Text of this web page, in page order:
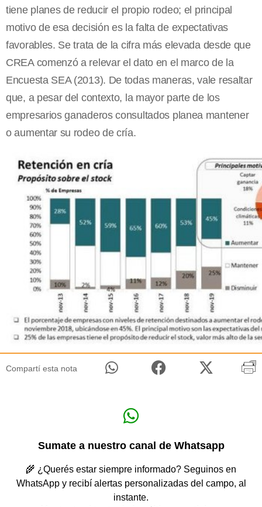
tiene planes de reducir el propio rodeo; el principal
motivo de esa decisión es la falta de expectativas
favorables. Se trata de la cifra más elevada desde que
CREA comenzó a relevar el dato en el marco de la
Encuesta SEA (2013). De todas maneras, vale resaltar
que, a pesar del contexto, la mayor parte de los
empresarios ganaderos consultados planea mantener
o aumentar su rodeo de cría.
Compartí esta nota
Sumate a nuestro canal de Whatsapp
🌾 ¿Querés estar siempre informado? Seguinos en
WhatsApp y recibí alertas personalizadas del campo, al
instante.